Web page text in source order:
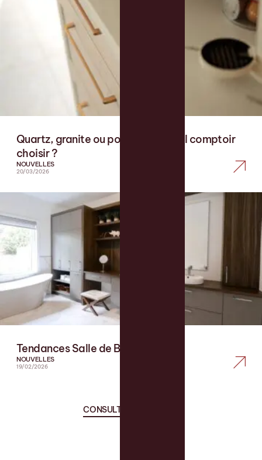
Quartz, granite ou porcelaine : quel comptoir
choisir ?
NOUVELLES
20/03/2026
Tendances Salle de Bain 2026
NOUVELLES
19/02/2026
CONSULTER LE BLOGUE